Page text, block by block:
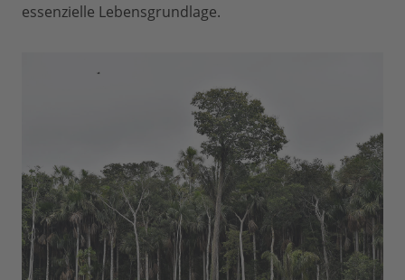
essenzielle Lebensgrundlage.